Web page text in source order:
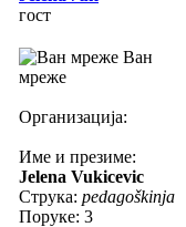
гост
Ван
мреже
Организација:
Име и презиме:
Jelena Vukicevic
Струка: pedagoškinja
Поруке: 3